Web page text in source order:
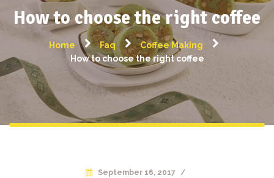
How to choose the right coffee
Home Faq
Coffee Making
How to choose the right coffee
September 16, 2017 /